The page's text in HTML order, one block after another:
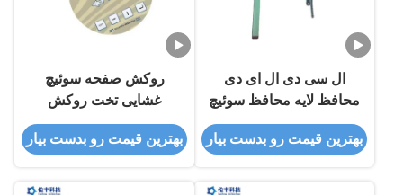
ال سی دی ال ای دی
محافظ لایه محافظ سوئیچ
غشاء پوشش گرافیکی
رنگ RAL
بهترین قیمت رو بدست بیار
روکش صفحه سوئیچ
غشایی تخت روکش
صفحه لمسی گنبد فلزی
مات
بهترین قیمت رو بدست بیار